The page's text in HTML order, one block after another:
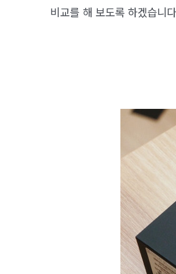
비교를 해 보도록 하겠습니